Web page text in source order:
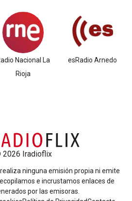
Nacional La
Rioja
esRadio Arnedo
Iradioflix
ninguna emisión propia ni emite
e incrustamos enlaces de
por las emisoras.